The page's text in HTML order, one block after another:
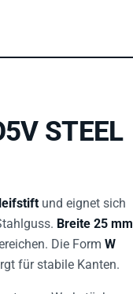
STEEL
und eignet sich
Breite 25 mm
Die Form W
für stabile Kanten.